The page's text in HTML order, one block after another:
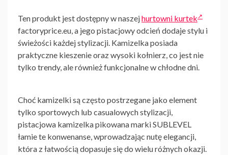
Ten produkt jest dostępny w naszejhurtowni kurtek
factoryprice.eu, a jego pistacjowy odcień dodaje stylu i
świeżości każdej stylizacji. Kamizelka posiada
praktyczne kieszenie oraz wysoki kołnierz, co jest nie
tylko trendy, ale również funkcjonalne w chłodne dni.
Choć kamizelki są często postrzegane jako element
tylko sportowych lub casualowych stylizacji,
pistacjowa kamizelka pikowana marki SUBLEVEL
łamie te konwenanse, wprowadzając nutę elegancji,
która z łatwością dopasuje się do wielu różnych okazji.